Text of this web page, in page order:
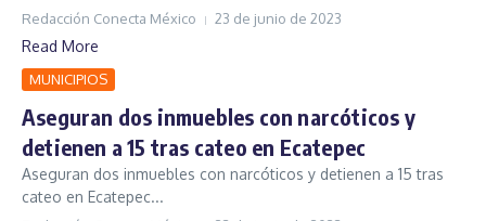
Redacción Conecta México 23 de junio de 2023
Read More
MUNICIPIOS
Aseguran dos inmuebles con narcóticos y
detienen a 15 tras cateo en Ecatepec
Aseguran dos inmuebles con narcóticos y detienen a 15 tras
cateo en Ecatepec...